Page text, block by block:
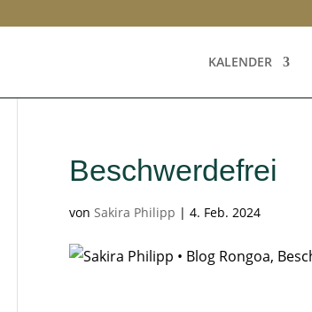
KALENDER
Beschwerdefrei
von Sakira Philipp | 4. Feb. 2024